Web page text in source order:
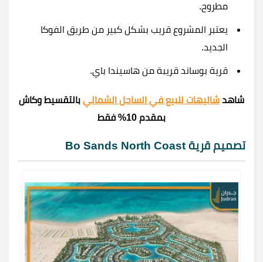
مطروح.
يعتبر المشروع قريب بشكل كبير من طريق الفوكا
الجديد.
قرية بوساند قريبة من هاسيندا باي.
شاهد شاليهات للبيع في الساحل الشمالي بالتقسيط وكاش
بمقدم 10% فقط
تصميم قرية Bo Sands North Coast